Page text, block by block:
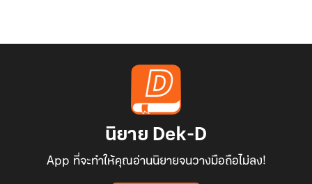
นิยาย Dek-D
App ที่จะทำให้คุณอ่านนิยายจนวางมือถือไม่ลง!